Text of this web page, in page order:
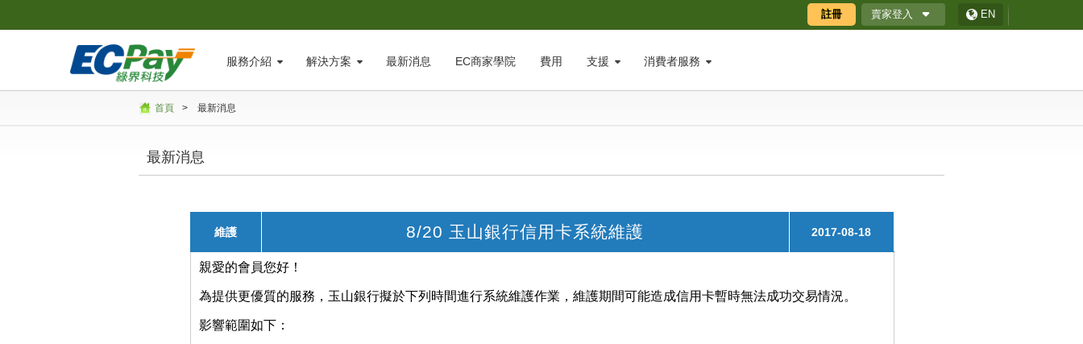
註冊 賣家登入 EN
服務介紹 解決方案 最新消息 EC商家學院 費用 支援 消費者服務
首頁 > 最新消息
最新消息
維護 8/20 玉山銀行信用卡系統維護 2017-08-18
親愛的會員您好！
為提供更優質的服務，玉山銀行擬於下列時間進行系統維護作業，維護期間可能造成信用卡暫時無法成功交易情況。
影響範圍如下：